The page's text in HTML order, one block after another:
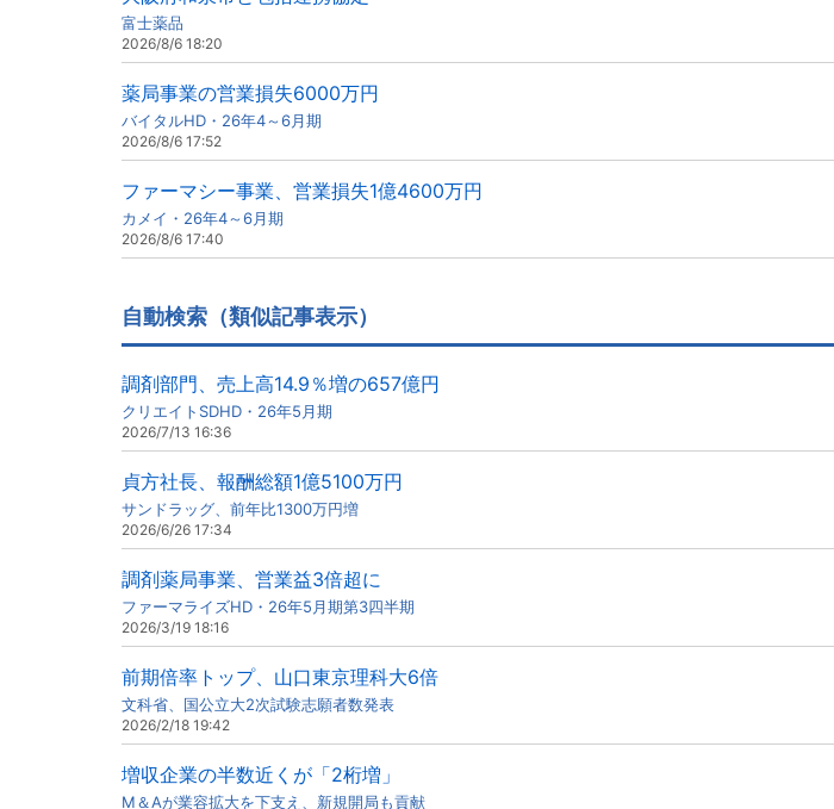
富士薬品
2026/8/6 18:20
薬局事業の営業損失6000万円
バイタルHD・26年4～6月期
2026/8/6 17:52
ファーマシー事業、営業損失1億4600万円
カメイ・26年4～6月期
2026/8/6 17:40
自動検索（類似記事表示）
調剤部門、売上高14.9％増の657億円
クリエイトSDHD・26年5月期
2026/7/13 16:36
貞方社長、報酬総額1億5100万円
サンドラッグ、前年比1300万円増
2026/6/26 17:34
調剤薬局事業、営業益3倍超に
ファーマライズHD・26年5月期第3四半期
2026/3/19 18:16
前期倍率トップ、山口東京理科大6倍
文科省、国公立大2次試験志願者数発表
2026/2/18 19:42
増収企業の半数近くが「2桁増」
M＆Aが業容拡大を下支え、新規開局も貢献